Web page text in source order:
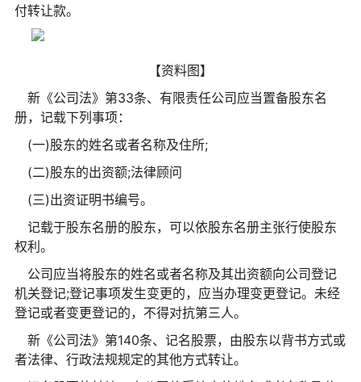
付转让款。
【资料图】
新《公司法》第33条、有限责任公司应当置备股东名
册，记载下列事项：
(一)股东的姓名或者名称及住所;
(二)股东的出资额;法律顾问
(三)出资证明书编号。
记载于股东名册的股东，可以依股东名册主张行使股东
权利。
公司应当将股东的姓名或者名称及其出资额向公司登记
机关登记;登记事项发生变更的，应当办理变更登记。未经
登记或者变更登记的，不得对抗第三人。
新《公司法》第140条、记名股票，由股东以背书方式或
者法律、行政法规规定的其他方式转让。